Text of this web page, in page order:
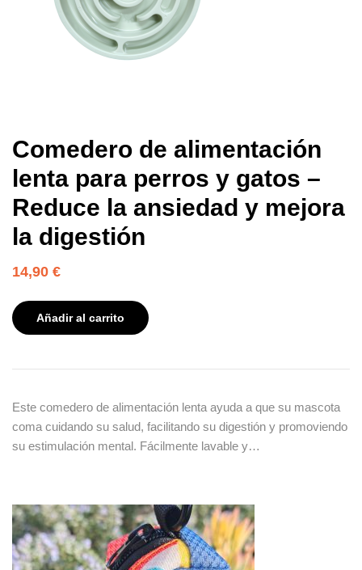
Comedero de alimentación
lenta para perros y gatos –
Reduce la ansiedad y mejora
la digestión
14,90 €
Añadir al carrito
Este comedero de alimentación lenta ayuda a que su mascota
coma cuidando su salud, facilitando su digestión y promoviendo
su estimulación mental. Fácilmente lavable y…